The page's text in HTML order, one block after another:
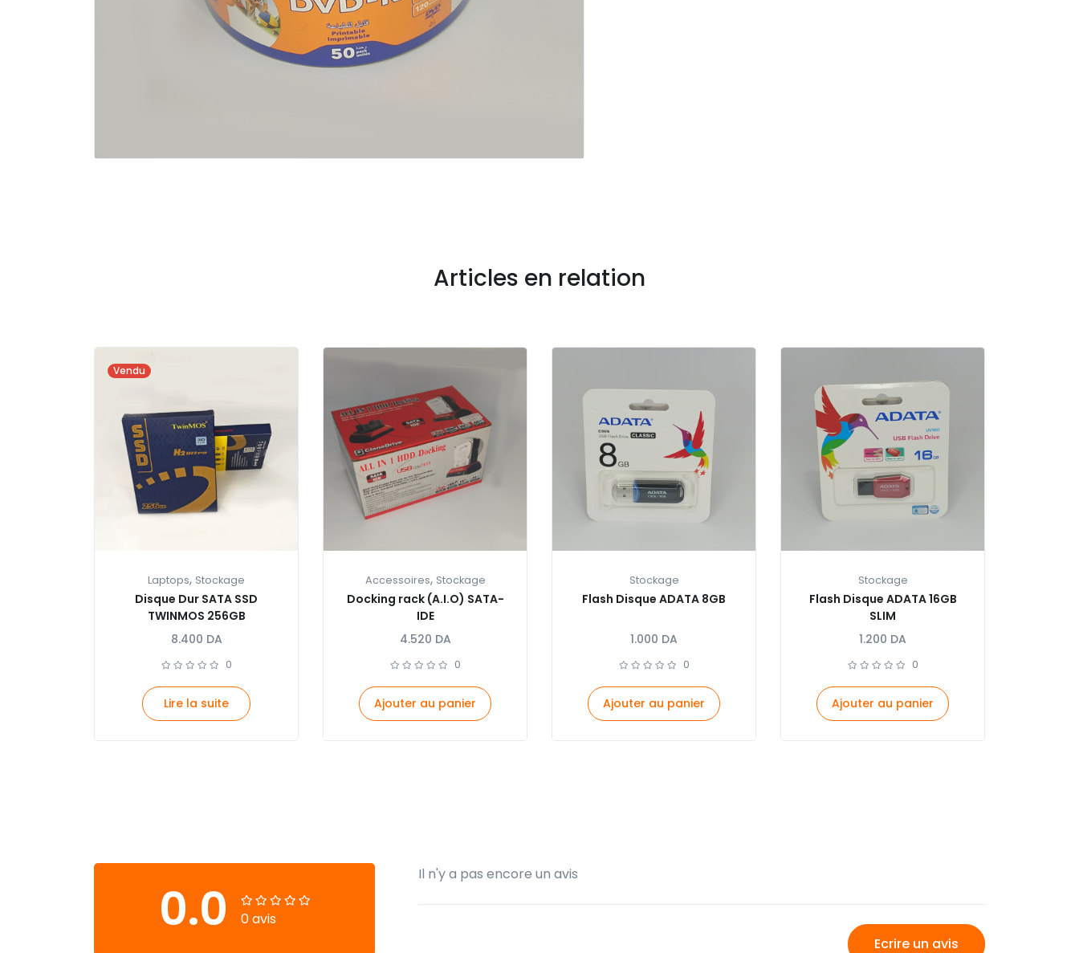
Articles en relation
Vendu
Laptops, Stockage
Disque Dur SATA SSD
TWINMOS 256GB
8.400 DA
0
Lire la suite
Accessoires, Stockage
Docking rack (A.I.O) SATA-
IDE
4.520 DA
0
Ajouter au panier
Stockage
Flash Disque ADATA 8GB
1.000 DA
0
Ajouter au panier
Stockage
Flash Disque ADATA 16GB
SLIM
1.200 DA
0
Ajouter au panier
0.0 0 avis
Il n'y a pas encore un avis
Ecrire un avis